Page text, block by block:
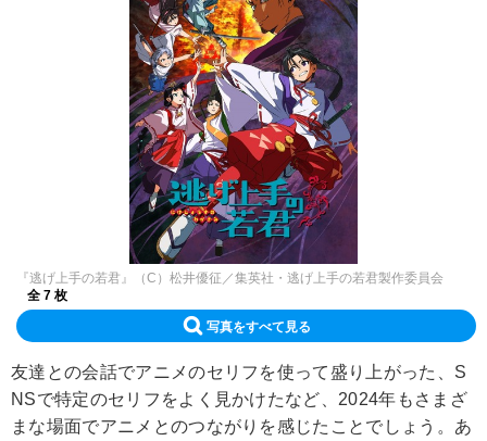
『逃げ上手の若君』（C）松井優征／集英社・逃げ上手の若君製作委員会
全 7 枚
写真をすべて見る
友達との会話でアニメのセリフを使って盛り上がった、S
NSで特定のセリフをよく見かけたなど、2024年もさまざ
まな場面でアニメとのつながりを感じたことでしょう。あ